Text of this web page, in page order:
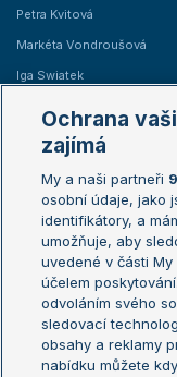
Petra Kvitová
Markéta Vondroušová
Iga Swiatek
Žebříčky
Žebříček ATP (muži)
Žebříček WTA (ženy)
Sázkařský žebříček
Aktualní trendy
Ochrana
zajímá
My a naši partneři
osobní údaje, jako
identifikátory, a
umožňuje, aby
uvedené v části
účelem
odvoláním svého
sledovací
obsahy a reklamy
nabídku můžete